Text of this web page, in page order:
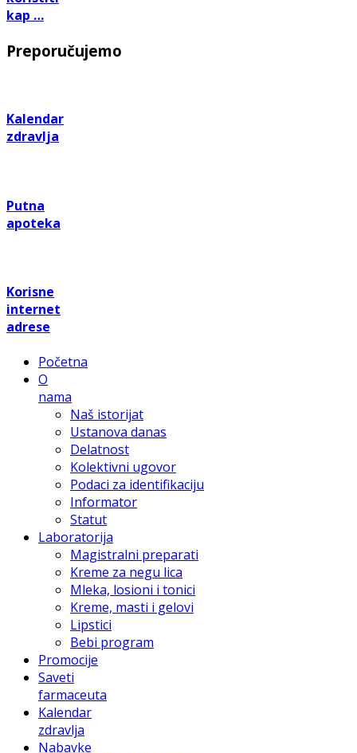
kap …
Preporučujemo
Kalendar
zdravlja
Putna
apoteka
Korisne
internet
adrese
Početna
O
nama
Naš istorijat
Ustanova danas
Delatnost
Kolektivni ugovor
Podaci za identifikaciju
Informator
Statut
Laboratorija
Magistralni preparati
Kreme za negu lica
Mleka, losioni i tonici
Kreme, masti i gelovi
Lipstici
Bebi program
Promocije
Saveti
farmaceuta
Kalendar
zdravlja
Nabavke